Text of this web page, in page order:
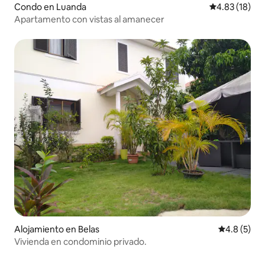
Condo en Luanda Calificación
4.83 (18)
Apartamento con vistas al amanecer
Alojamiento en Belas
4.8 (5)
Vivienda en condominio privado.